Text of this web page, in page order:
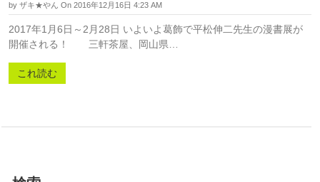
by ザキ★やん On 2016年12月16日 4:23 AM
2017年1月6日～2月28日 いよいよ葛飾で平松伸二先生の漫書展が
開催される！ 三軒茶屋、岡山県…
これ読む